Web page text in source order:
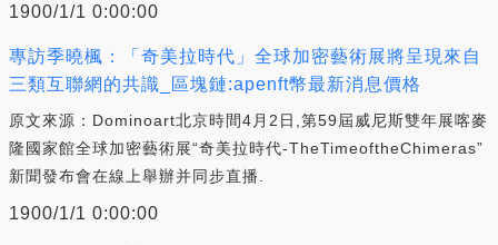
1900/1/1 0:00:00
專訪季曉楓：「奇美拉時代」全球加密藝術展將呈現來自
三類互聯網的共識_區塊鏈:apenft幣最新消息價格
原文來源：Dominoart北京時間4月2日,第59屆威尼斯雙年展喀麥
隆國家館全球加密藝術展“奇美拉時代-TheTimeoftheChimeras”
新聞發布會在線上舉辦并同步直播.
1900/1/1 0:00:00